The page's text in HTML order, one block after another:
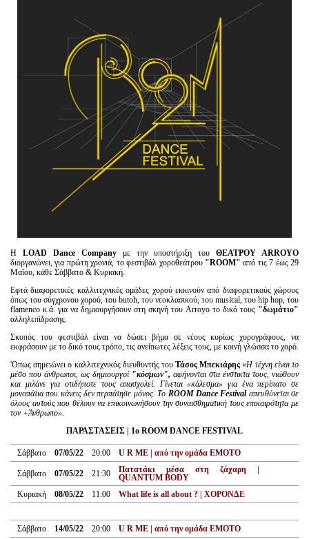
Η LOAD Dance Company με την υποστήριξη του ΘΕΑΤΡΟΥ ΑRRΟΥΟ
διοργανώνει, για πρώτη χρονιά, το φεστιβάλ χοροθεάτρου "ROOM" από τις 7 έως 29
Μαΐου, κάθε Σάββατο & Κυριακή.
Εφτά διαφορετικές καλλιτεχνικές ομάδες χορού εκκινούν από διαφορετικούς χώρους
όπως του σύγχρονου χορού, του butoh, του νεοκλασικού, του musical, του hip hop, του
flamenco κ.ά. για να δημιουργήσουν στη σκηνή του Arroyo το δικό τους "δωμάτιο"
αλληλεπίδρασης.
Σκοπός του φεστιβάλ είναι να δώσει βήμα σε νέους κυρίως χορογράφους, να
εκφράσουν με το δικό τους τρόπο, τις ανείπωτες λέξεις τους, με κοινή γλώσσα το χορό.
'Οπως σημειώνει ο καλλιτεχνικός διευθυντής τουΤάσος Μπεκιάρης «Η τέχνη είναι το
μέσο που άνθρωποι, ως δημιουργοί "κόσμων", αφήνονται στα ένστικτα τους, νιώθουν
και μιλάνε για οτιδήποτε τους απασχολεί. Γίνεται «κάλεσμα» για ένα περίπατο σε
μονοπάτια που κάνεις δεν περπάτησε μόνος. Το ROOM Dance Festivalαπευθύνεται σε
όλους αυτούς που θέλουν να επικοινωνήσουν την συναισθηματική τους επικαιρότητα με
τον +Άνθρωπο».
ΠΑΡΑΣΤΑΣΕΙΣ | 1o ROOM DANCE FESTIVAL
Σάββατο 07/05/22 20:00 U R ME | από την ομάδα ΕΜΟΤΟ
Σάββατο 07/05/22 21:30
Πατατάκι μέσα στη ζάχαρη |
QUANTUM BODY
Κυριακή
08/05/22 11:00 What life is all about ? | ΧΟΡΟΝΔΕ
Σάββατο 14/05/22 20:00 U R ME | από την ομάδα ΕΜΟΤΟ